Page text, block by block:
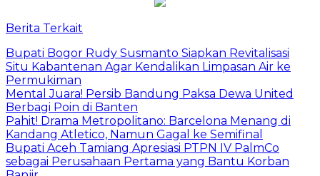
Berita Terkait
Bupati Bogor Rudy Susmanto Siapkan Revitalisasi
Situ Kabantenan Agar Kendalikan Limpasan Air ke
Permukiman
Mental Juara! Persib Bandung Paksa Dewa United
Berbagi Poin di Banten
Pahit! Drama Metropolitano: Barcelona Menang di
Kandang Atletico, Namun Gagal ke Semifinal
Bupati Aceh Tamiang Apresiasi PTPN IV PalmCo
sebagai Perusahaan Pertama yang Bantu Korban